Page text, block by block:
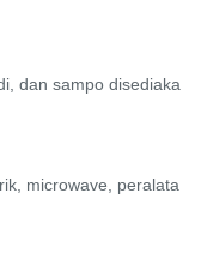
dan sampo disediaka
microwave, peralata